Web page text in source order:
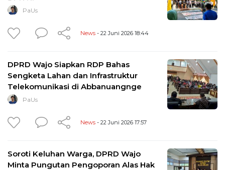
PaUs
News - 22 Juni 2026 18:44
DPRD Wajo Siapkan RDP Bahas
Sengketa Lahan dan Infrastruktur
Telekomunikasi di Abbanuangnge
PaUs
News - 22 Juni 2026 17:57
Soroti Keluhan Warga, DPRD Wajo
Minta Pungutan Pengoporan Alas Hak